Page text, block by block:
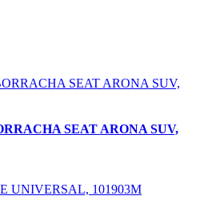
SEAT ARONA SUV,